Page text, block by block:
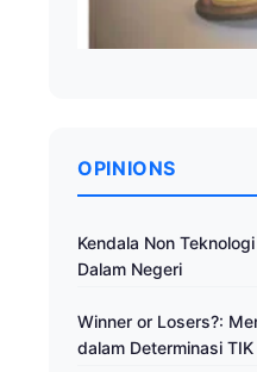
OPINIONS
Kendala Non
Dalam Negeri
Winner or Losers?:
dalam Determinasi TIK